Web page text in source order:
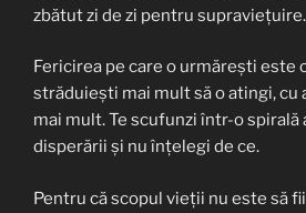
zbătut zi de zi pentru supraviețuire.
Fericirea pe care o urmărești este
străduiești mai mult să o atingi, cu
mai mult. Te scufunzi într-o spirală
disperării și nu înțelegi de ce.
Pentru că scopul vieții nu este să